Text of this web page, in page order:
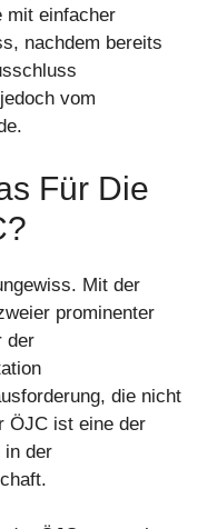
mit einfacher
nachdem bereits
vom
Für Die
Mit der
prominenter
der
die nicht
ÖJC ist eine der
in der